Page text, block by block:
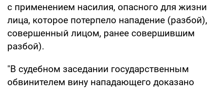
с применением насилия, опасного для жизни
лица, которое потерпело нападение (разбой),
совершенный лицом, ранее совершившим
разбой).
"В судебном заседании государственным
обвинителем вину нападающего доказано